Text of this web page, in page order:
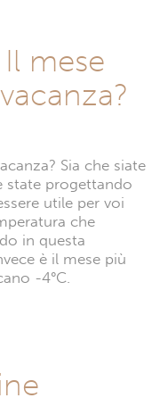
mese
Sia che siate
state progettando
utile per voi
che
in questa
è il mese più
-4°C.